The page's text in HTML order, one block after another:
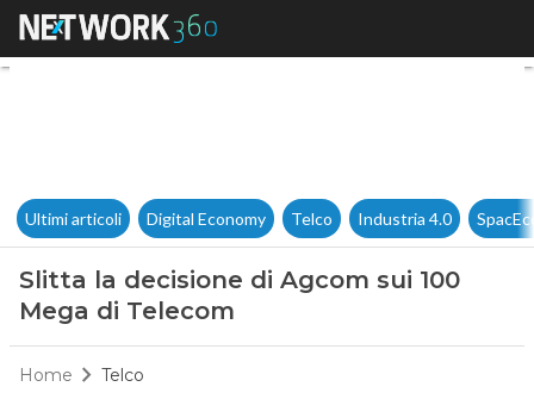
Slitta la decisione di Agcom
Ultimi articoli Digital Economy Telco Industria 4.0
Slitta la decisione di Agcom sui 100
Mega di Telecom
Home Telco